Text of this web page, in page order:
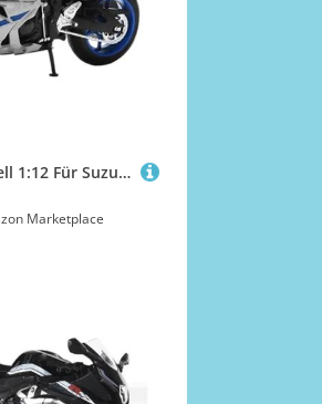
Motorradmodell 1:12 Für Suzuki GSX-R1000 Mit Sockel, Druckguss-Legierung, Computer-Schreibtisch-Dekoration, Spielzeug, Geburtstagsgeschenk(White)
Marketplace